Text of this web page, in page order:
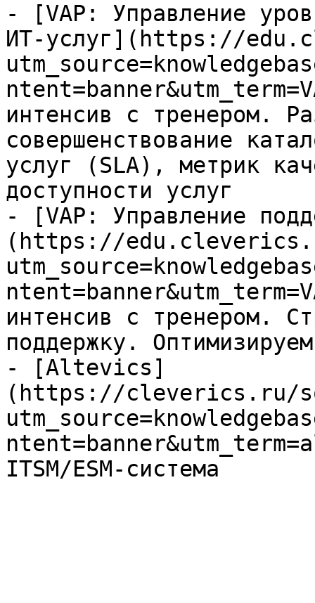
- [VAP: Управление
ИТ-услуг](https://
интенсив с тренером.
совершенствование
услуг (SLA), метрик
доступности услуг
- [VAP: Управление
(https://
интенсив с тренером.
поддержку.
- [Altevics]
(https://cleverics.ru/
ITSM/ESM-система